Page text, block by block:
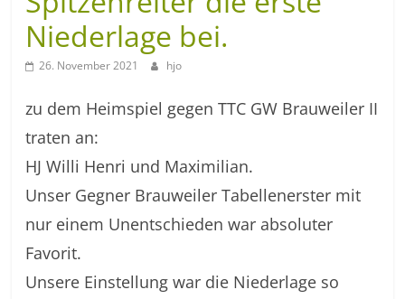
Niederlage bei.
26. November 2021 hjo
zu dem Heimspiel gegen TTC GW Brauweiler II
traten an:
HJ Willi Henri und Maximilian.
Unser Gegner Brauweiler Tabellenerster mit
nur einem Unentschieden war absoluter
Favorit.
Unsere Einstellung war die Niederlage so